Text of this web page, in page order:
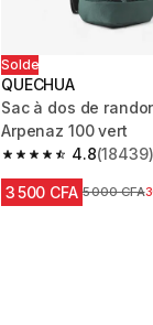
Solde
QUECHUA
Sac à dos de
Arpenaz 100 vert
4.8
4.8 out of 5 stars
(18439)
3 500 CFA Prix avant
5 000 CFA